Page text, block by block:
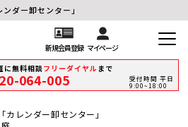
ダー卸センター」
新規会員登録 マイページ
に無料相談フリーダイヤル まで
064-005
受付時間 平日
9:00~18:00
レンダー卸センター」